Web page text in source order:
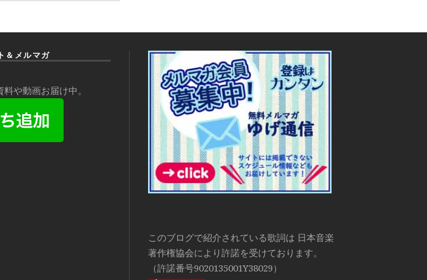
＆メルマガ
や動画お届け中。
このブログで紹介されている歌詞は 日本音楽
著作権協会により許諾を受けております。
（許諾番号9020135001Y38029）